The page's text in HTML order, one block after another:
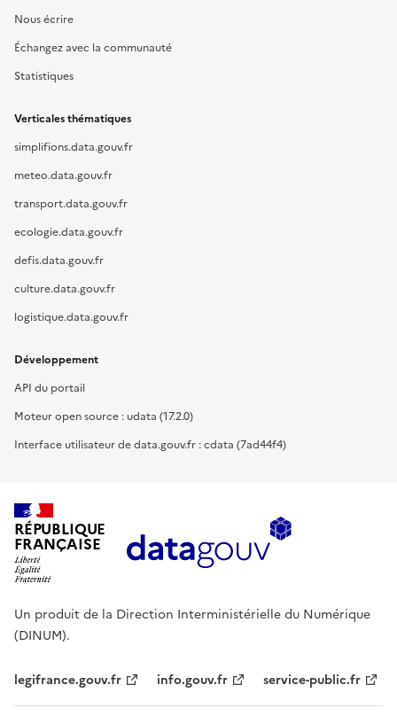
Nous écrire
Échangez avec la communauté
Statistiques
Verticales thématiques
simplifions.data.gouv.fr
meteo.data.gouv.fr
transport.data.gouv.fr
ecologie.data.gouv.fr
defis.data.gouv.fr
culture.data.gouv.fr
logistique.data.gouv.fr
Développement
API du portail
Moteur open source : udata (17.2.0)
Interface utilisateur de data.gouv.fr : cdata (7ad44f4)
RÉPUBLIQUE
FRANÇAISE
Un produit de la Direction Interministérielle du Numérique
(DINUM).
legifrance.gouv.fr info.gouv.fr service-public.fr